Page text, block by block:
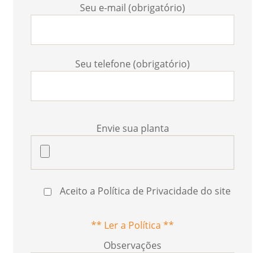
Seu e-mail (obrigatório)
Seu telefone (obrigatório)
Envie sua planta
Aceito a Política de Privacidade do site
** Ler a Política **
Observações